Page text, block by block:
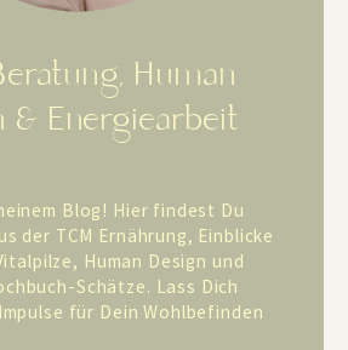
Human
& Energiearbeit
Blog! Hier findest Du
der TCM Ernährung, Einblicke
Human Design und
Schätze. Lass Dich
für Dein Wohlbefinden